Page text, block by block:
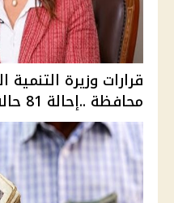
محافظة ..إحالة 81 حالة للنيابات...